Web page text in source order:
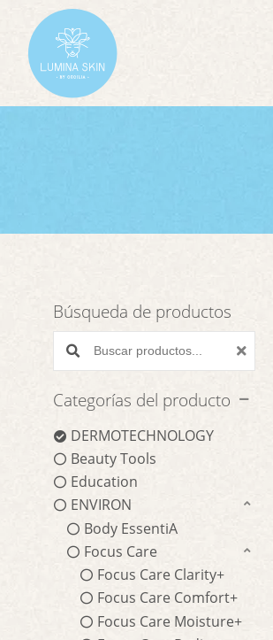
contenido
Búsqueda de productos
Buscar productos:
Categorías del producto
DERMOTECHNOLOGY
Beauty Tools
Education
ENVIRON
Body EssentiA
Focus Care
Focus Care Clarity+
Focus Care Comfort+
Focus Care Moisture+